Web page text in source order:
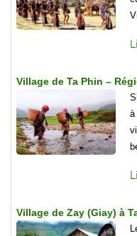
Village de Ta Phin –
à
Village de Zay (Giay) à